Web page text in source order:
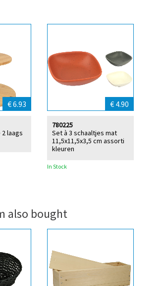
€ 6.93
laags
€ 4.90
Set à 3 schaaltjes mat
11,5x11,5x3,5 cm assorti
kleuren
780225
In Stock
also bought